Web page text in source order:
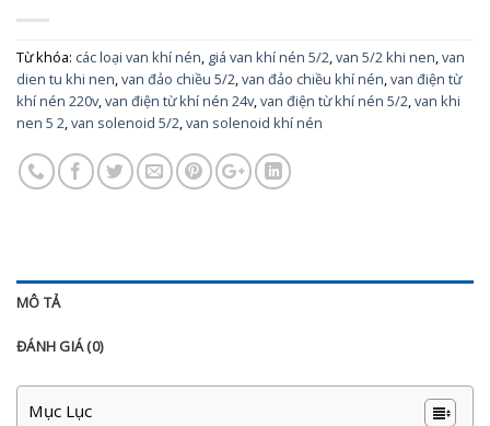
Từ khóa: các loại van khí nén, giá van khí nén 5/2,van 5/2 khi nen,van
dien tu khi nen,van đảo chiều 5/2,van đảo chiều khí nén,van điện từ
khí nén 220v,van điện từ khí nén 24v,van điện từ khí nén 5/2,van khi
nen 5 2,van solenoid 5/2,van solenoid khí nén
MÔ TẢ
ĐÁNH GIÁ (0)
Mục Lục